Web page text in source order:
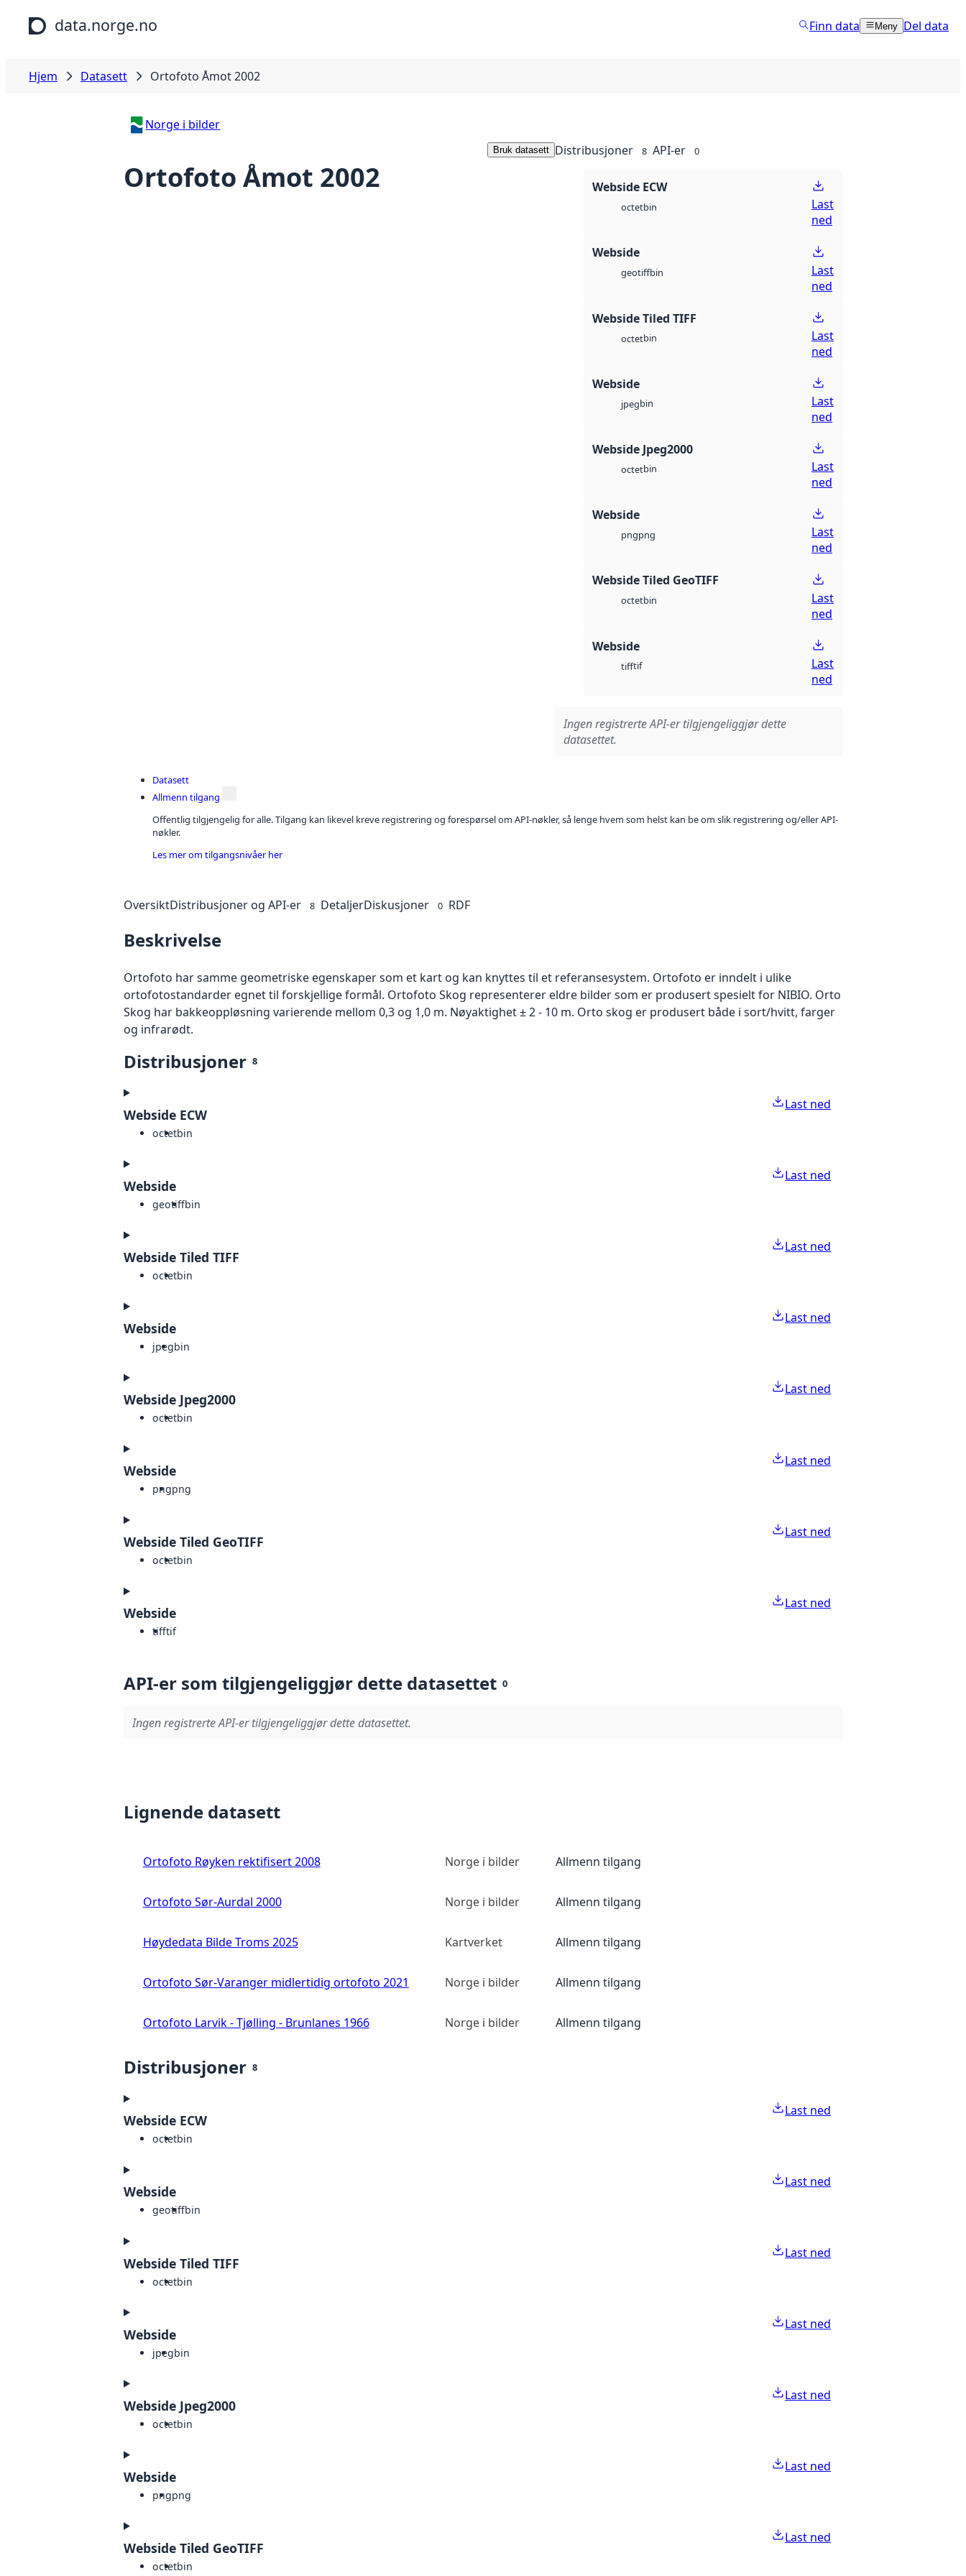
Hopp til hovedinnhold
data.norge.no Finn data Meny Del data
Hjem Datasett Ortofoto Åmot 2002
Norge i bilder
Ortofoto Åmot 2002
Bruk datasett Distribusjoner 8 API-er 0
Webside ECW
octetbin
Last
ned
Webside
geotiffbin
Last
ned
Webside Tiled TIFF
octetbin
Last
ned
Webside
jpegbin
Last
ned
Webside Jpeg2000
octetbin
Last
ned
Webside
pngpng
Last
ned
Webside Tiled GeoTIFF
octetbin
Last
ned
Webside
tifftif
Last
ned
Ingen registrerte API-er tilgjengeliggjør dette
datasettet.
Datasett
Allmenn tilgang
Offentlig tilgjengelig for alle. Tilgang kan likevel kreve registrering og forespørsel om API-nøkler, så lenge hvem som helst kan be om slik registrering og/eller API-
nøkler.
Les mer om tilgangsnivåer her
OversiktDistribusjoner og API-er 8 DetaljerDiskusjoner 0 RDF
Beskrivelse
Ortofoto har samme geometriske egenskaper som et kart og kan knyttes til et referansesystem. Ortofoto er inndelt i ulike
ortofotostandarder egnet til forskjellige formål. Ortofoto Skog representerer eldre bilder som er produsert spesielt for NIBIO. Orto
Skog har bakkeoppløsning varierende mellom 0,3 og 1,0 m. Nøyaktighet ± 2 - 10 m. Orto skog er produsert både i sort/hvitt, farger
og infrarødt.
Distribusjoner 8
Webside ECW
octetbin
Last ned
Webside
geotiffbin
Last ned
Webside Tiled TIFF
octetbin
Last ned
Webside
jpegbin
Last ned
Webside Jpeg2000
octetbin
Last ned
Webside
pngpng
Last ned
Webside Tiled GeoTIFF
octetbin
Last ned
Webside
tifftif
Last ned
API-er som tilgjengeliggjør dette datasettet 0
Ingen registrerte API-er tilgjengeliggjør dette datasettet.
Lignende datasett
Ortofoto Røyken rektifisert 2008 Norge i bilder Allmenn tilgang
Ortofoto Sør-Aurdal 2000 Norge i bilder Allmenn tilgang
Høydedata Bilde Troms 2025 Kartverket Allmenn tilgang
Ortofoto Sør-Varanger midlertidig ortofoto 2021 Norge i bilder Allmenn tilgang
Ortofoto Larvik - Tjølling - Brunlanes 1966 Norge i bilder Allmenn tilgang
Distribusjoner 8
Webside ECW
octetbin
Last ned
Webside
geotiffbin
Last ned
Webside Tiled TIFF
octetbin
Last ned
Webside
jpegbin
Last ned
Webside Jpeg2000
octetbin
Last ned
Webside
pngpng
Last ned
Webside Tiled GeoTIFF
octetbin
Last ned